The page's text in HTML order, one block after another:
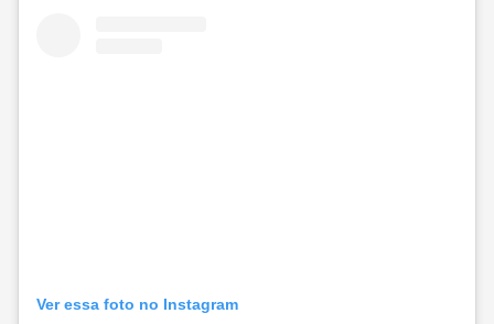
Ver essa foto no Instagram